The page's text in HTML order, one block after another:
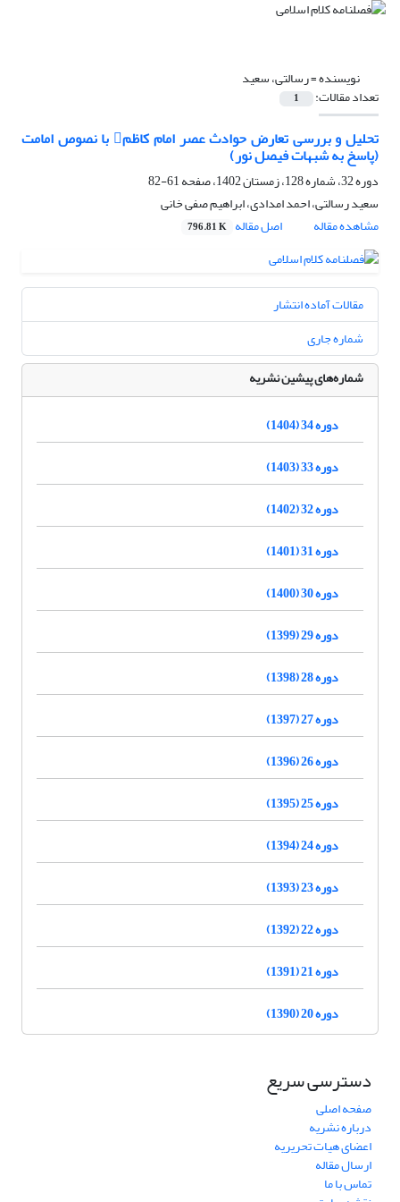
نویسنده =رسالتی، سعید
تعداد مقالات: 1
تحلیل و بررسی تعارض حوادث عصر امام کاظم با نصوص امامت
(پاسخ به شبهات فیصل نور)
دوره 32، شماره 128، زمستان 1402، صفحه
61-82
سعید رسالتی، احمد امدادی، ابراهیم صفی خانی
مشاهده مقاله
اصل مقاله 796.81 K
مقالات آماده انتشار
شماره جاری
شماره‌های پیشین نشریه
دوره 34 (1404)
دوره 33 (1403)
دوره 32 (1402)
دوره 31 (1401)
دوره 30 (1400)
دوره 29 (1399)
دوره 28 (1398)
دوره 27 (1397)
دوره 26 (1396)
دوره 25 (1395)
دوره 24 (1394)
دوره 23 (1393)
دوره 22 (1392)
دوره 21 (1391)
دوره 20 (1390)
دسترسی سریع
صفحه اصلی
درباره نشریه
اعضای هیات تحریریه
ارسال مقاله
تماس با ما